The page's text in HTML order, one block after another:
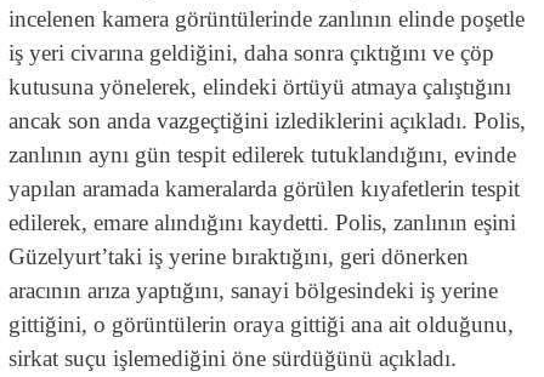
incelenen kamera görüntülerinde zanlının elinde poşetle
iş yeri civarına geldiğini, daha sonra çıktığını ve çöp
kutusuna yönelerek, elindeki örtüyü atmaya çalıştığını
ancak son anda vazgeçtiğini izlediklerini açıkladı. Polis,
zanlının aynı gün tespit edilerek tutuklandığını, evinde
yapılan aramada kameralarda görülen kıyafetlerin tespit
edilerek, emare alındığını kaydetti. Polis, zanlının eşini
Güzelyurt’taki iş yerine bıraktığını, geri dönerken
aracının arıza yaptığını, sanayi bölgesindeki iş yerine
gittiğini, o görüntülerin oraya gittiği ana ait olduğunu,
sirkat suçu işlemediğini öne sürdüğünü açıkladı.